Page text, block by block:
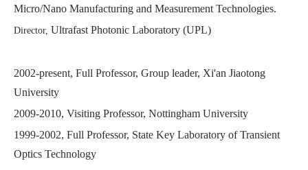
Micro/Nano Manufacturing and Measurement Technologies.
Director, Ultrafast Photonic Laboratory (UPL)
2002-present, Full Professor, Group leader, Xi'an Jiaotong
University
2009-2010, Visiting Professor, Nottingham University
1999-2002, Full Professor, State Key Laboratory of Transient
Optics Technology